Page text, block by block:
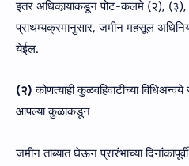
इतर अधिकार्‍याकडून पोट-कलमे (२),
प्राथम्यक्रमानुसार, जमीन महसूल
येईल.
(२) कोणत्याही कुळवहिवाटीच्या
आपल्या कुळाकडून
जमीन ताब्यात घेऊन प्रारंभाच्या